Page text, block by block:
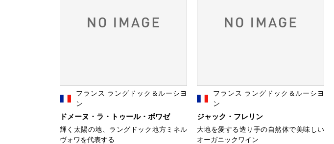
フランス ラングドック＆ルーシヨ
ン
ドメーヌ・ラ・トゥール・ボワゼ
輝く太陽の地、ラングドック地方ミネル
ヴォワを代表する
フランス ラングドック＆ルーシヨ
ン
ジャック・フレリン
大地を愛する造り手の自然体で美味しい
オーガニックワイン